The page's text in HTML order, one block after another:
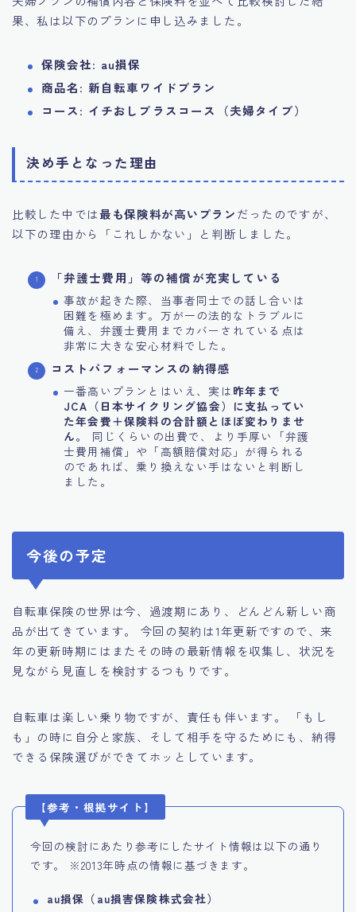
果、私は以下のプランに申し込みました。
保険会社: au損保
商品名: 新自転車ワイドプラン
コース: イチおしプラスコース（夫婦タイプ）
決め手となった理由
比較した中では最も保険料が高いプランだったのですが、
以下の理由から「これしかない」と判断しました。
「弁護士費用」等の補償が充実している
事故が起きた際、当事者同士での話し合いは
困難を極めます。万が一の法的なトラブルに
備え、弁護士費用までカバーされている点は
非常に大きな安心材料でした。
コストパフォーマンスの納得感
一番高いプランとはいえ、実は 昨年まで
JCA（日本サイクリング協会）に支払ってい
た年会費＋保険料の合計額とほぼ変わりませ
ん。
同じくらいの出費で、より手厚い「弁護
士費用補償」や「高額賠償対応」が得られる
のであれば、乗り換えない手はないと判断し
ました。
今後の予定
自転車保険の世界は今、過渡期にあり、どんどん新しい商
品が出てきています。 今回の契約は1年更新ですので、来
年の更新時期にはまたその時の最新情報を収集し、状況を
見ながら見直しを検討するつもりです。
自転車は楽しい乗り物ですが、責任も伴います。 「もし
も」の時に自分と家族、そして相手を守るためにも、納得
できる保険選びができてホッとしています。
【参考・根拠サイト】
今回の検討にあたり参考にしたサイト情報は以下の通り
です。 ※2013年時点の情報に基づきます。
au損保（au損害保険株式会社）